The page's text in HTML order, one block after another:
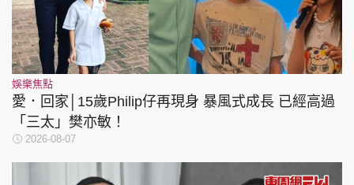
娛樂焦點
愛．回家│15歲Philip仔再現身 暴風式成長 已經高過
「三太」樊亦敏！
2026-08-07